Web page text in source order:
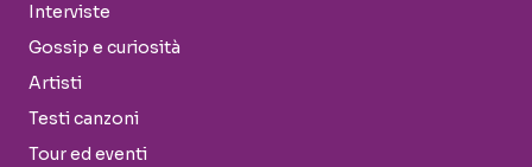
Interviste
Gossip e curiosità
Artisti
Testi canzoni
Tour ed eventi